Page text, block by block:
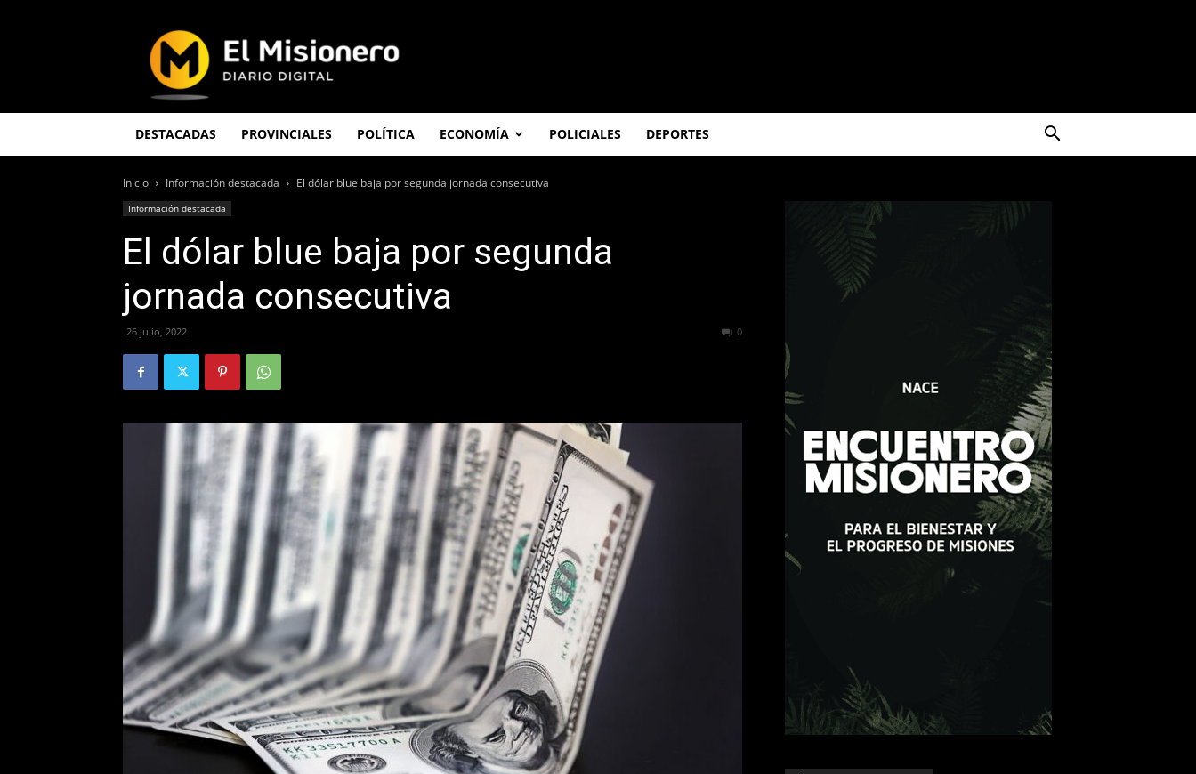
Misionero
DESTACADAS PROVINCIALES POLÍTICA ECONOMÍA POLICIALES DEPORTES
Inicio Información destacada El dólar blue baja por segunda jornada consecutiva
Información destacada
El dólar blue baja por segunda
jornada consecutiva
26 julio, 2022 0